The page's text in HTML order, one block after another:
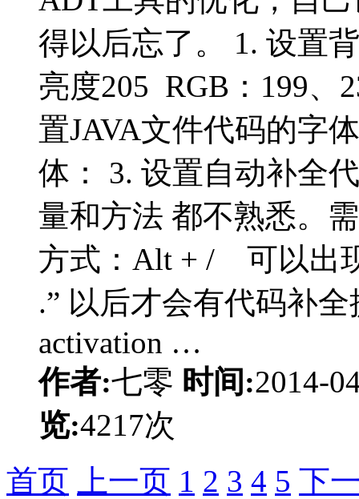
得以后忘了。 1. 设置
亮度205 RGB：199、
置JAVA文件代码的字
体： 3. 设置自动补全
量和方法 都不熟悉。
方式：Alt + / 可以出
.” 以后才会有代码补
activation …
作者:七零 时间:2014-
览:4217次
首页
上一页 1 2 3 4 5 下